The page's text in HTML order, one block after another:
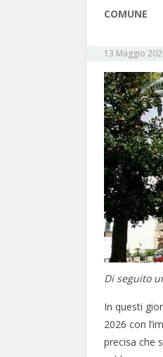
COMUNE
13 Maggio
Di seguito
In questi
2026 con
precisa che